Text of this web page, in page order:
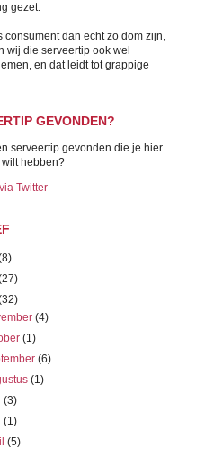
gezet.
consument dan echt zo dom zijn,
wij die serveertip ook wel
en dat leidt tot grappige
GEVONDEN?
serveertip gevonden die je hier
hebben?
Twitter
(4)
(1)
(6)
(1)
(3)
(1)
(5)